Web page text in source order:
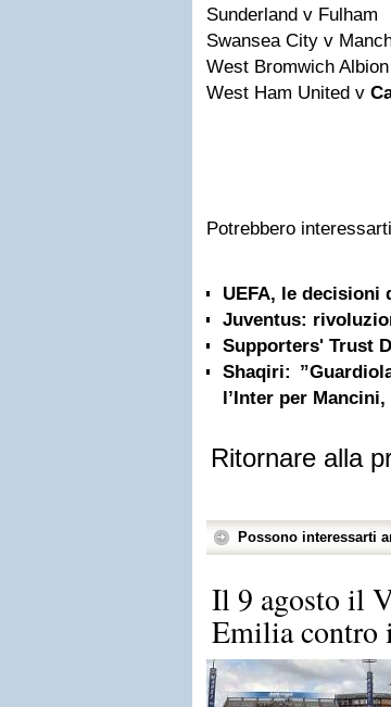
Sunderland v Fulham
Swansea City v
West Bromwich
West Ham United v
Potrebbero
UEFA, le decisioni
Juventus:
Supporters' Trust
Shaqiri:
l’Inter per Mancini,
Ritornare alla
Possono interessarti
Il 9 agosto il
Emilia contro